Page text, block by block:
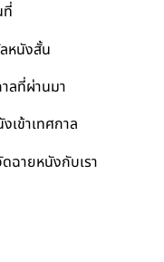
หนังสั้น
ลที่ผ่านมา
เข้าเทศกาล
ฉายหนังกับเรา